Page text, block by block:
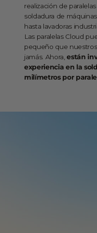
realización de
soldadura de
hasta lavadoras
Las paralelas Cloud
pequeño que
jamás. Ahora,están
experiencia en la
milímetros por